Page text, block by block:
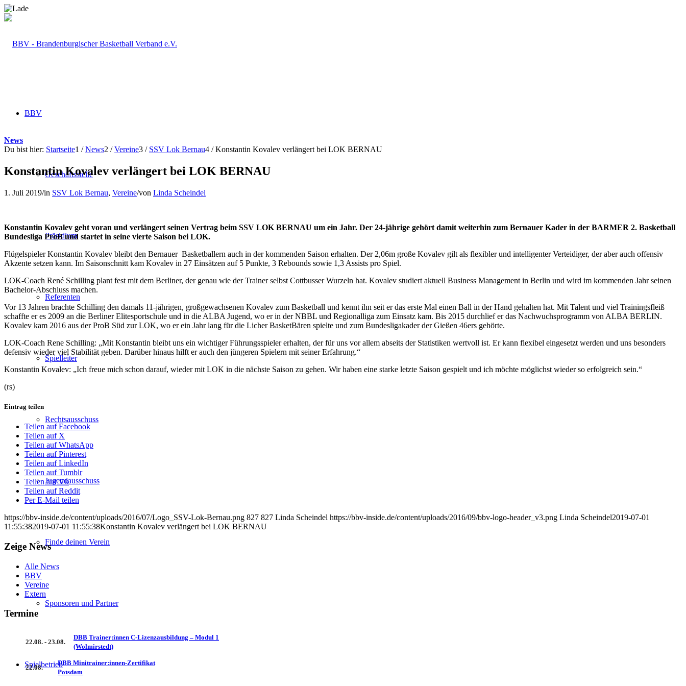
BBV
Geschäftsstelle
Präsidium
Referenten
Spielleiter
Rechtsausschuss
Jugendausschuss
Finde deinen Verein
Sponsoren und Partner
Spielbetrieb
News
Du bist hier: Startseite1 / News2 / Vereine3 / SSV Lok Bernau4 / Konstantin Kovalev verlängert bei LOK BERNAU
Konstantin Kovalev verlängert bei LOK BERNAU
1. Juli 2019/in SSV Lok Bernau, Vereine/von Linda Scheindel
Konstantin Kovalev geht voran und verlängert seinen Vertrag beim SSV LOK BERNAU um ein Jahr. Der 24-jährige gehört damit weiterhin zum Bernauer Kader in der BARMER 2. Basketball
Bundesliga ProB und startet in seine vierte Saison bei LOK.
Flügelspieler Konstantin Kovalev bleibt den Bernauer Basketballern auch in der kommenden Saison erhalten. Der 2,06m große Kovalev gilt als flexibler und intelligenter Verteidiger, der aber auch offensiv
Akzente setzen kann. Im Saisonschnitt kam Kovalev in 27 Einsätzen auf 5 Punkte, 3 Rebounds sowie 1,3 Assists pro Spiel.
LOK-Coach René Schilling plant fest mit dem Berliner, der genau wie der Trainer selbst Cottbusser Wurzeln hat. Kovalev studiert aktuell Business Management in Berlin und wird im kommenden Jahr seinen
Bachelor-Abschluss machen.
Vor 13 Jahren brachte Schilling den damals 11-jährigen, großgewachsenen Kovalev zum Basketball und kennt ihn seit er das erste Mal einen Ball in der Hand gehalten hat. Mit Talent und viel Trainingsfleiß
schaffte er es 2009 an die Berliner Elitesportschule und in die ALBA Jugend, wo er in der NBBL und Regionalliga zum Einsatz kam. Bis 2015 durchlief er das Nachwuchsprogramm von ALBA BERLIN.
Kovalev kam 2016 aus der ProB Süd zur LOK, wo er ein Jahr lang für die Licher BasketBären spielte und zum Bundesligakader der Gießen 46ers gehörte.
LOK-Coach Rene Schilling: „Mit Konstantin bleibt uns ein wichtiger Führungsspieler erhalten, der für uns vor allem abseits der Statistiken wertvoll ist. Er kann flexibel eingesetzt werden und uns besonders
defensiv wieder viel Stabilität geben. Darüber hinaus hilft er auch den jüngeren Spielern mit seiner Erfahrung.“
Konstantin Kovalev: „Ich freue mich schon darauf, wieder mit LOK in die nächste Saison zu gehen. Wir haben eine starke letzte Saison gespielt und ich möchte möglichst wieder so erfolgreich sein.“
(rs)
Eintrag teilen
Teilen auf Facebook
Teilen auf X
Teilen auf WhatsApp
Teilen auf Pinterest
Teilen auf LinkedIn
Teilen auf Tumblr
Teilen auf Vk
Teilen auf Reddit
Per E-Mail teilen
https://bbv-inside.de/content/uploads/2016/07/Logo_SSV-Lok-Bernau.png 827 827 Linda Scheindel https://bbv-inside.de/content/uploads/2016/09/bbv-logo-header_v3.png Linda Scheindel2019-07-01
11:55:382019-07-01 11:55:38Konstantin Kovalev verlängert bei LOK BERNAU
Zeige News
Alle News
BBV
Vereine
Extern
Termine
22.08. - 23.08.
DBB Trainer:innen C-Lizenzausbildung – Modul 1
(Wolmirstedt)
22.08.
DBB Minitrainer:innen-Zertifikat
Potsdam